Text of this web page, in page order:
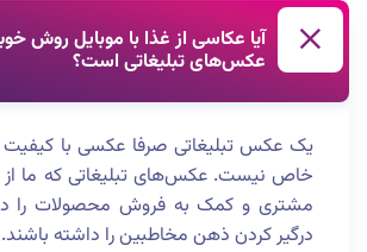
آیا عکاسی از غذا با موبایل روش
عکس‌های تبلیغاتی است؟
خاص نیست. عکس‌های تبلیغاتی که ما از
مشتری و کمک به فروش محصولات را
درگیر کردن ذهن مخاطبین را داشته باشند.